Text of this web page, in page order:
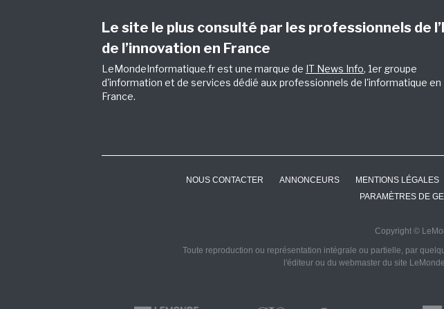
Le site le plus consulté par les professionnels de
de l’innovation en France
LeMondeInformatique.fr est une marque de IT News Info, 1er groupe
d'information et de services dédié aux professionnels de l'informatique en
France.
NOUS CONTACTER ANNONCEURS MENTIONS LÉGALES
PARAMÈTRES DE
Copyright ©
Toute reproduction ou représentation intégrale ou partielle, par
l'éditeur ou du webmaster du site